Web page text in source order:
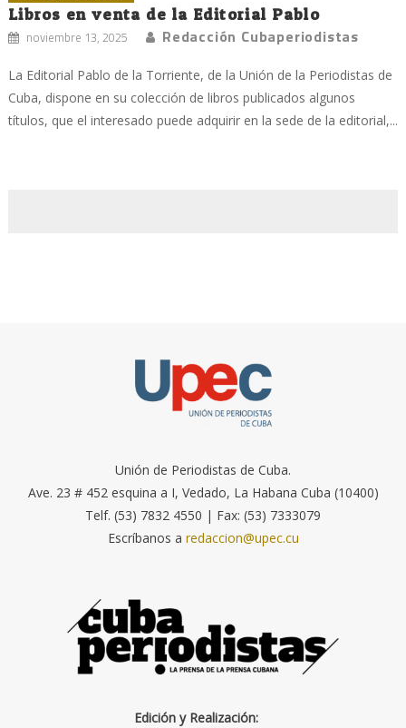
Libros en venta de la Editorial Pablo
noviembre 13, 2025 Redacción Cubaperiodistas
La Editorial Pablo de la Torriente, de la Unión de la Periodistas de
Cuba, dispone en su colección de libros publicados algunos
títulos, que el interesado puede adquirir en la sede de la editorial,...
Unión de Periodistas de Cuba.
Ave. 23 # 452 esquina a I, Vedado, La Habana Cuba (10400)
Telf. (53) 7832 4550 | Fax: (53) 7333079
Escríbanos a redaccion@upec.cu
Edición y Realización: